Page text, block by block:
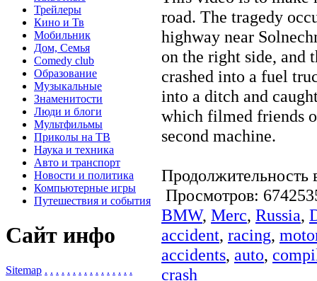
Трейлеры
Кино и Тв
Мобильник
Дом, Семья
Comedy club
Образование
Музыкальные
Знаменитости
Люди и блоги
Мультфильмы
Приколы на ТВ
Наука и техника
Авто и транспорт
Новости и политика
Компьютерные игры
Путешествия и события
Сайт инфо
Sitemap . . . . . . . . . . . . . . . .
road. The tragedy
highway near
on the right side, and
crashed into a fuel
into a ditch and
which filmed friends
second machine.
Продолжительность
Просмотров:
BMW, Merc, Russia,
accident, racing,
accidents, auto,
crash